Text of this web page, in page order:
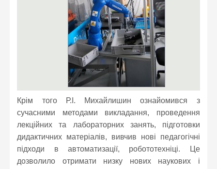
Крім того Р.І. Михайлишин ознайомився з
сучасними методами викладання, проведення
лекційних та лабораторних занять, підготовки
дидактичних матеріалів, вивчив нові педагогічні
підходи в автоматизації, робототехніці. Це
дозволило отримати низку нових наукових і